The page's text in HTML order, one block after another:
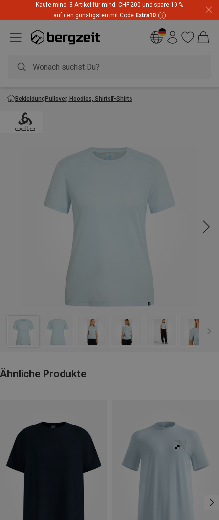
Kaufe mind. 3 Artikel für mind. CHF 200 und spare 10 %
auf den günstigsten mit Code Extra10
BekleidungPullover, Hoodies, ShirtsT-Shirts
Ähnliche Produkte